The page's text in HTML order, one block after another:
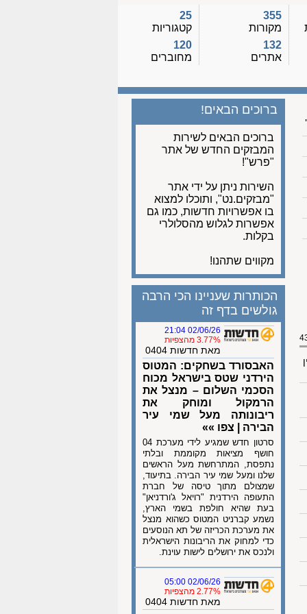
355
מקורות
132
אתרים
25
קטגוריות
120
מחוברים
ברוכים הבאים!
ברוכים הבאים לשירות
המבזקים החדש של אתר
"פרש"!
השירות ניתן על ידי אתר
"מבזקים.נט", ותוכלו למצוא
בו אפשרויות חדשות, כמו גם
אפשרות לגלוש מהסלולרי
בקלות.
מקווים שתהנו!
הכותרות שעניינו הכי הרבה
גולשים בדף זה
02/06/26 21:04
3.77% מהצפיות
מאת חדשות 0404
האבסורד בשחקים: המטוס
הירדני שטס בישראל מכוח
הסכמי השלום – מנצל את
הרמקול ומוחק את
ריבונותה מעל שמי עיר
הבירה | צפו »»
סרטון חדש שמגיע לידי מערכת 04
חושף מציאות מקוממת ובלתי
נתפסת, המתרחשת מעל הראשים
שלנו ומעל שמי עיר הבירה. בתיעוד,
שמצולם מתוך טיסה של חברת
התעופה הירדנית "רויאל ג'ורדניאן"
בעת שהיא חולפת בשמי הארץ,
נשמע קברניט המטוס כשהוא מנצל
את מערכת הכריזה של תא הנוסעים
כדי למחוק את הריבונות הישראלית
ולנכס את ירושלים לישות עוינת.
02/06/26 05:00
2.77% מהצפיות
מאת חדשות 0404